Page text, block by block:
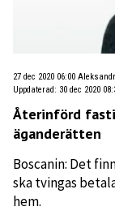
27 dec 2020 06:00
Uppdaterad: 30 dec 2020
Återinförd
äganderätten
Boscanin: Det
ska tvingas
hem.